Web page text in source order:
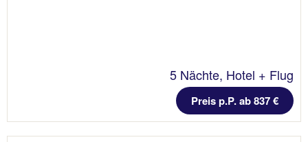
5 Nächte, Hotel + Flug
Preis p.P. ab 837 €